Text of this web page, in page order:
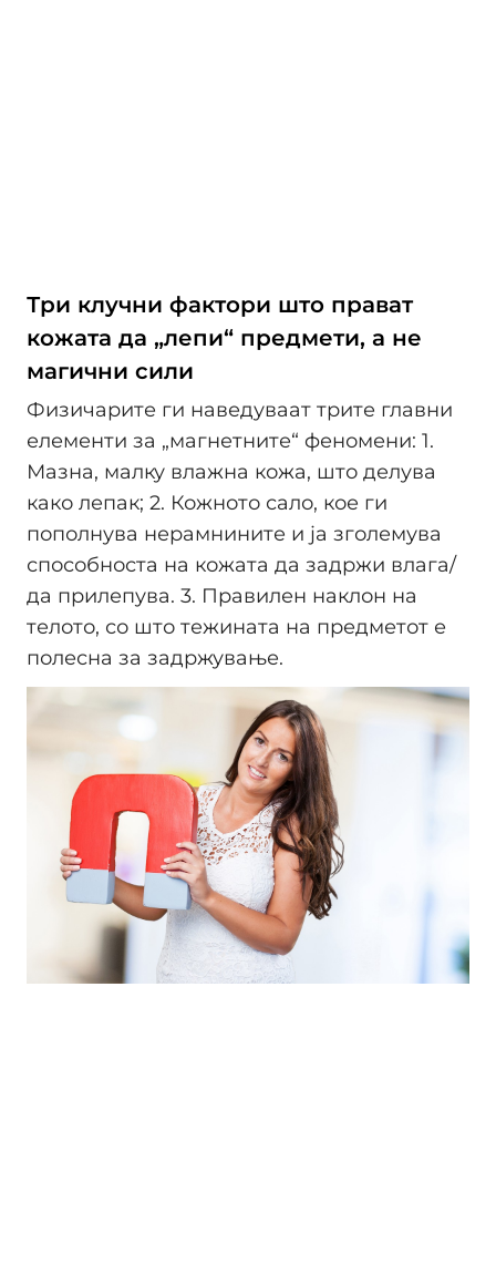
Три клучни фактори што прават
кожата да „лепи“ предмети, а не
магични сили
Физичарите ги наведуваат трите главни
елементи за „магнетните“ феномени: 1.
Мазна, малку влажна кожа, што делува
како лепак; 2. Кожното сало, кое ги
пополнува нерамнините и ја зголемува
способноста на кожата да задржи влага/
да прилепува. 3. Правилен наклон на
телото, со што тежината на предметот е
полесна за задржување.